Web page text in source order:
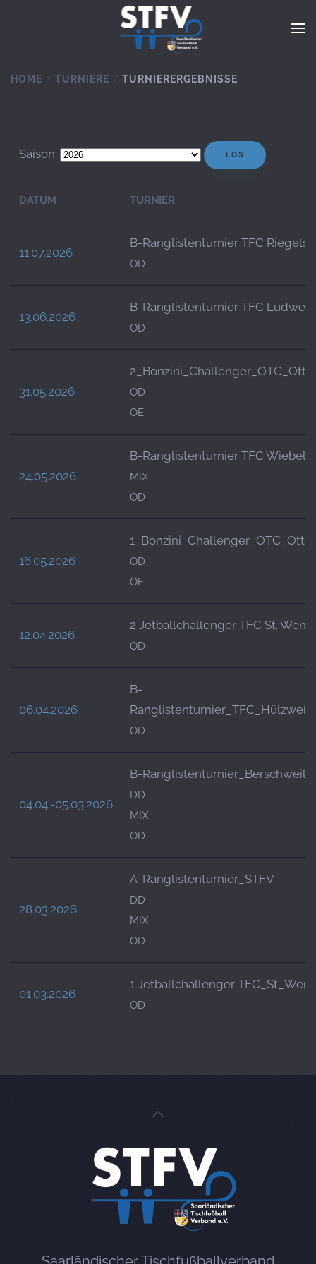
Zum Hauptinhalt springen
HOME TURNIERE TURNIERERGEBNISSE
Saison:
DATUM TURNIER
11.07.2026
B-Ranglistenturnier TFC
OD
13.06.2026
B-Ranglistenturnier TFC
OD
31.05.2026
OD
OE
24.05.2026
B-Ranglistenturnier TFC
MIX
OD
16.05.2026
OD
OE
12.04.2026
2 Jetballchallenger TFC St.
OD
06.04.2026
B-
OD
04.04.-05.03.2026
B-
DD
MIX
OD
28.03.2026
A-Ranglistenturnier_STFV
DD
MIX
OD
01.03.2026
1 Jetballchallenger
OD